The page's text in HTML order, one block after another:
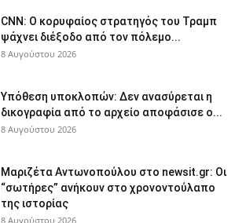
CNN: Ο κορυφαίος στρατηγός του Τραμπ
ψάχνει διέξοδο από τον πόλεμο...
8 Αυγούστου 2026
Υπόθεση υποκλοπών: Δεν ανασύρεται η
δικογραφία από το αρχείο αποφάσισε ο...
8 Αυγούστου 2026
Μαριζέτα Αντωνοπούλου στο newsit.gr: Οι
“σωτήρες” ανήκουν στο χρονοντούλαπο
της ιστορίας
8 Αυγούστου 2026